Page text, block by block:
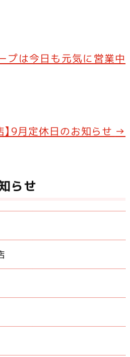
プは今日も元気に営業中
】9月定休日のお知らせ →
らせ